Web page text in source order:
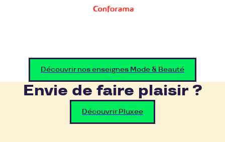
Découvrir nos enseignes Mode & Beauté
Envie de faire plaisir ?
Découvrir Pluxee